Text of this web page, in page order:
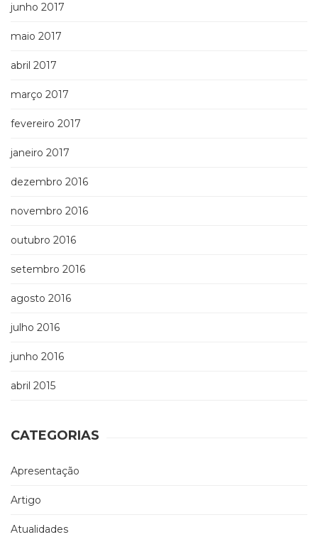
junho 2017
maio 2017
abril 2017
março 2017
fevereiro 2017
janeiro 2017
dezembro 2016
novembro 2016
outubro 2016
setembro 2016
agosto 2016
julho 2016
junho 2016
abril 2015
CATEGORIAS
Apresentação
Artigo
Atualidades